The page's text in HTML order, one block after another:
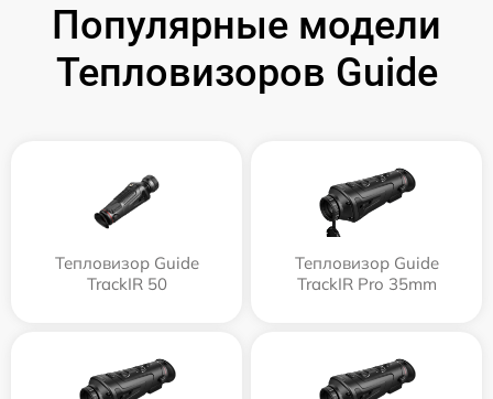
Популярные модели
Тепловизоров Guide
Тепловизор Guide
TrackIR 50
Тепловизор Guide
TrackIR Pro 35mm